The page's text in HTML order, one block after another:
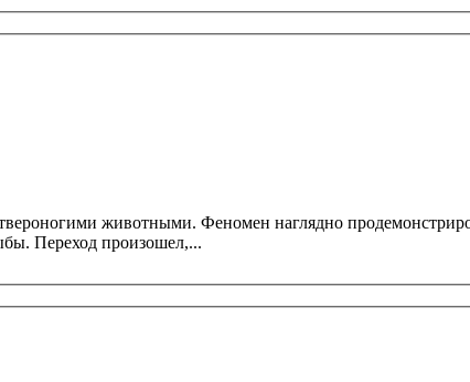
животными. Феномен наглядно
Переход произошел,...